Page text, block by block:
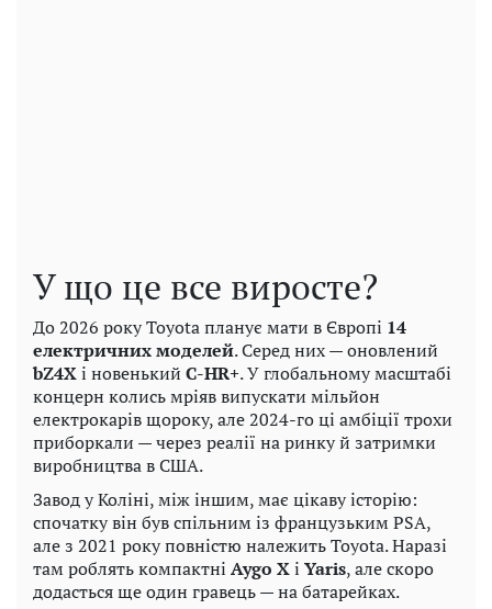
У що це все виросте?
До 2026 року Toyota планує мати в Європі 14
електричних моделей. Серед них — оновлений
bZ4Xі новенький C-HR+. У глобальному масштабі
концерн колись мріяв випускати мільйон
електрокарів щороку, але 2024-го ці амбіції трохи
приборкали — через реалії на ринку й затримки
виробництва в США.
Завод у Коліні, між іншим, має цікаву історію:
спочатку він був спільним із французьким PSA,
але з 2021 року повністю належить Toyota. Наразі
там роблять компактні Aygo Xі Yaris, але скоро
додасться ще один гравець — на батарейках.